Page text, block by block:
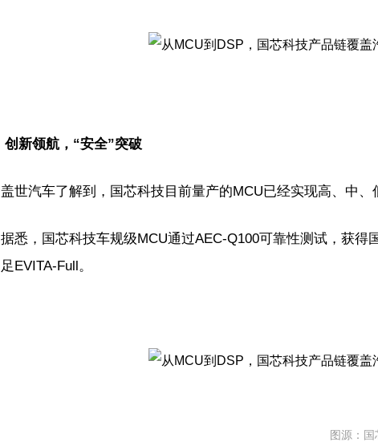
创新领航，“安全”突破
盖世汽车了解到，国芯科技目前量产的MCU已经实现高、中
据悉，国芯科技车规级MCU通过AEC-Q100可靠性测试，获
足EVITA-Full。
图源：国